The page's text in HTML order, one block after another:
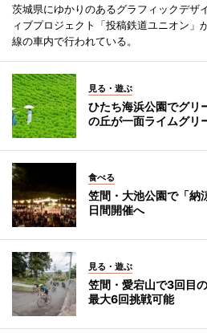
茨城県にゆかりのあるグラフィックデザ
ィブプロジェクト「投稿鉄道ユニオン」
線の車内で行われている。
見る・遊ぶ
ひたち海浜公園でグ
の丘が一面ライムグリ
食べる
笠間・大池公園で「
日間開催へ
見る・遊ぶ
笠間・愛宕山で3回目
最大6回挑戦可能